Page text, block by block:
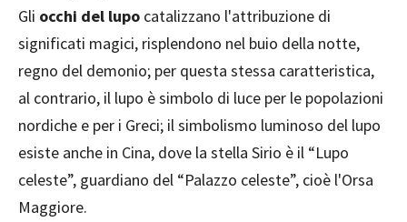
Gli occhi del lupo catalizzano l'attribuzione di
significati magici, risplendono nel buio della notte,
regno del demonio; per questa stessa caratteristica,
al contrario, il lupo è simbolo di luce per le popolazioni
nordiche e per i Greci; il simbolismo luminoso del lupo
esiste anche in Cina, dove la stella Sirio è il “Lupo
celeste”, guardiano del “Palazzo celeste”, cioè l'Orsa
Maggiore.